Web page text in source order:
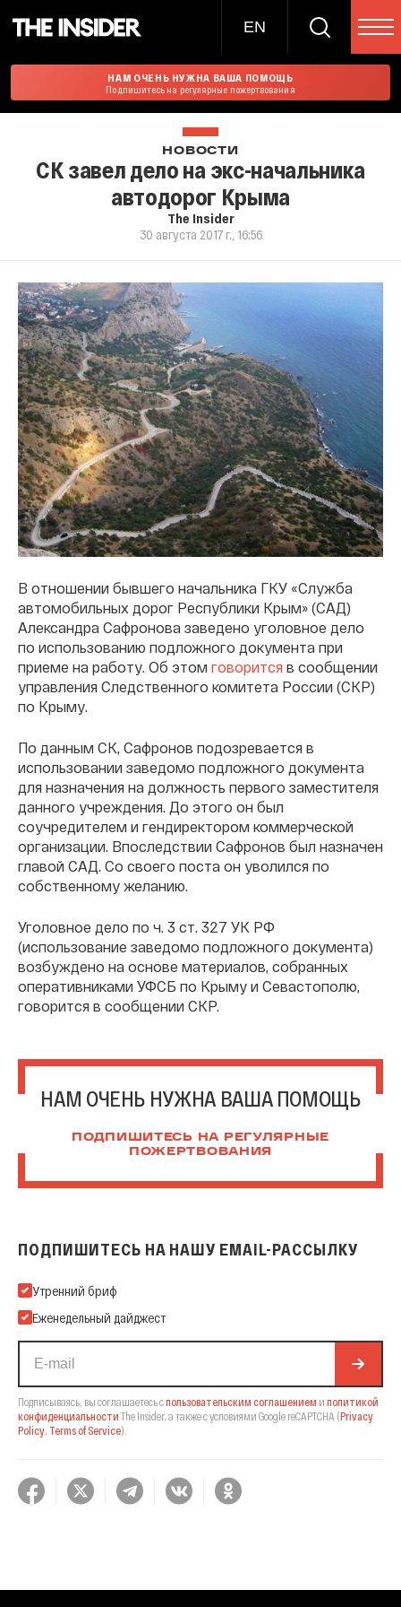
EN
НАМ ОЧЕНЬ НУЖНА ВАША ПОМОЩЬ
Подпишитесь на регулярные пожертвования
НОВОСТИ
СК завел дело на экс-начальника
автодорог Крыма
The Insider
30 августа 2017 г., 16:56
В отношении бывшего начальника ГКУ «Служба
автомобильных дорог Республики Крым» (САД)
Александра Сафронова заведено уголовное дело
по использованию подложного документа при
приеме на работу. Об этом говорится в сообщении
управления Следственного комитета России (СКР)
по Крыму.
По данным СК, Сафронов подозревается в
использовании заведомо подложного документа
для назначения на должность первого заместителя
данного учреждения. До этого он был
соучредителем и гендиректором коммерческой
организации. Впоследствии Сафронов был назначен
главой САД. Со своего поста он уволился по
собственному желанию.
Уголовное дело по ч. 3 ст. 327 УК РФ
(использование заведомо подложного документа)
возбуждено на основе материалов, собранных
оперативниками УФСБ по Крыму и Севастополю,
говорится в сообщении СКР.
НАМ ОЧЕНЬ НУЖНА ВАША ПОМОЩЬ
ПОДПИШИТЕСЬ НА РЕГУЛЯРНЫЕ
ПОЖЕРТВОВАНИЯ
ПОДПИШИТЕСЬ НА НАШУ EMAIL-РАССЫЛКУ
Подпишитесь на нашу Email-рассылку
Утренний бриф
Еженедельный дайджест
Подписываясь, вы соглашаетесь спользовательским соглашением и политикой
конфиденциальности The Insider, а также с условиями Google reCAPTCHA (Privacy
Policy, Terms of Service).